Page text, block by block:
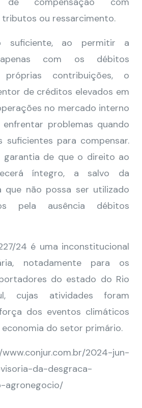
ou ressarcimento.
suficiente, ao permitir a
apenas com os débitos
contribuições, o
de créditos elevados em
no mercado interno
problemas quando
para compensar.
garantia de que o direito ao
íntegro, a salvo da
que não possa ser utilizado
pela ausência débitos
24 é uma inconstitucional
notadamente para os
do estado do Rio
cujas atividades foram
dos eventos climáticos
do setor primário.
2024-jun-
da-desgraca-
agronegocio/